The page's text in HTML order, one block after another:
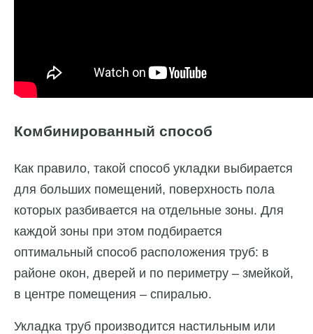
Комбинированный способ
Как правило, такой способ укладки выбирается
для больших помещений, поверхность пола
которых разбивается на отдельные зоны. Для
каждой зоны при этом подбирается
оптимальный способ расположения труб: в
районе окон, дверей и по периметру – змейкой,
в центре помещения – спиралью.
Укладка труб производится настильным или